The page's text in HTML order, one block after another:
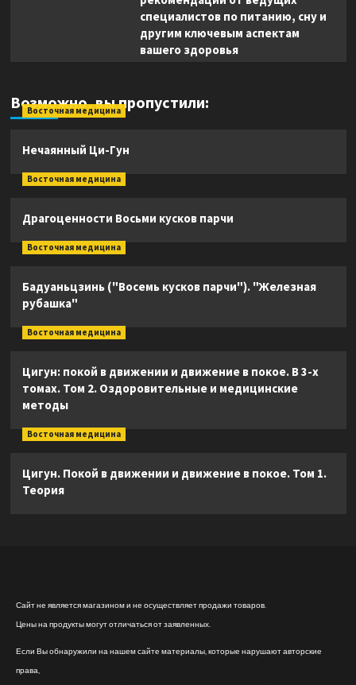
специалистов по питанию, сну и
другим ключевым аспектам
вашего здоровья
Возможно, вы пропустили:
Восточная медицина
Нечаянный Ци-Гун
Восточная медицина
Драгоценности Восьми кусков парчи
Восточная медицина
Бадуаньцзинь ("Восемь кусков парчи"). "Железная
рубашка"
Восточная медицина
Цигун: покой в движении и движение в покое. В 3-х
томах. Том 2. Оздоровительные и медицинские
методы
Восточная медицина
Цигун. Покой в движении и движение в покое. Том 1.
Теория
Сайт не является магазином и не осуществляет продажи товаров.
Цены на продукты могут отличаться от заявленных.
Если Вы обнаружили на нашем сайте материалы, которые нарушают авторские
права,